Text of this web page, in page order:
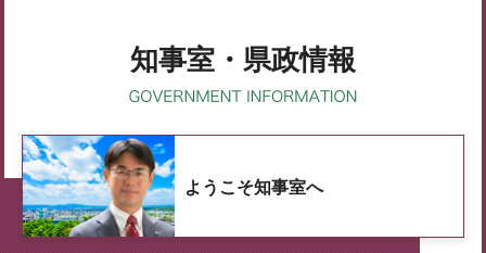
知事室・県政情報
ようこそ知事室へ